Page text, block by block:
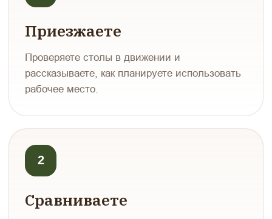
Приезжаете
Проверяете столы в движении и
рассказываете, как планируете использовать
рабочее место.
2
Сравниваете